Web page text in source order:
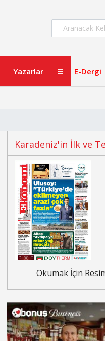
Yazarlar E-Dergi
Karadeniz'in İlk ve
Okumak İçin